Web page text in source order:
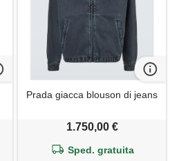
Prada giacca blouson di jeans
1.750,00 €
Sped. gratuita